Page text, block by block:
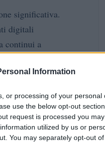
Information
or processing of your personal
use the below opt-out
request is processed you may
utilized by us or
You may separately opt-out
significativa.
digitali
continui a
di pagamento,
digitali